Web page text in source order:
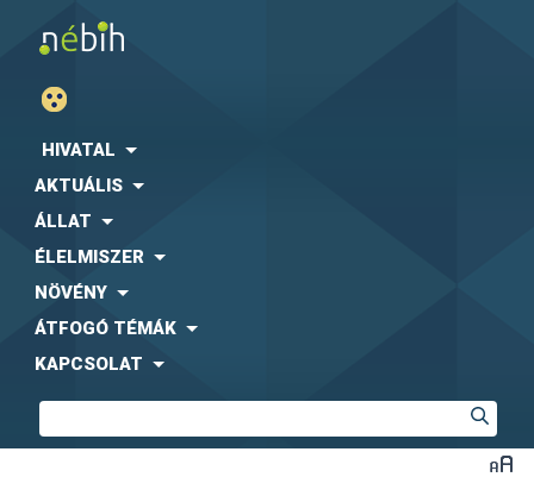
HIVATAL
AKTUÁLIS
ÁLLAT
ÉLELMISZER
NÖVÉNY
ÁTFOGÓ TÉMÁK
KAPCSOLAT